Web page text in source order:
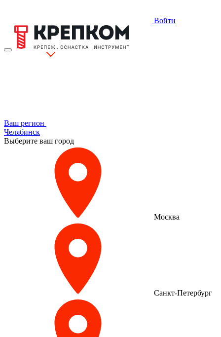
Войти
Ваш регион
Челябинск
Выберите ваш город
Москва
Санкт-Петербург